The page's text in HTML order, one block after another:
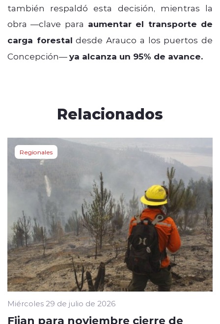
también respaldó esta decisión, mientras la
obra —clave para aumentar el transporte de
carga forestal desde Arauco a los puertos de
Concepción—ya alcanza un 95% de avance.
Relacionados
Regionales
Miércoles 29 de julio de 2026
Fijan para noviembre cierre de